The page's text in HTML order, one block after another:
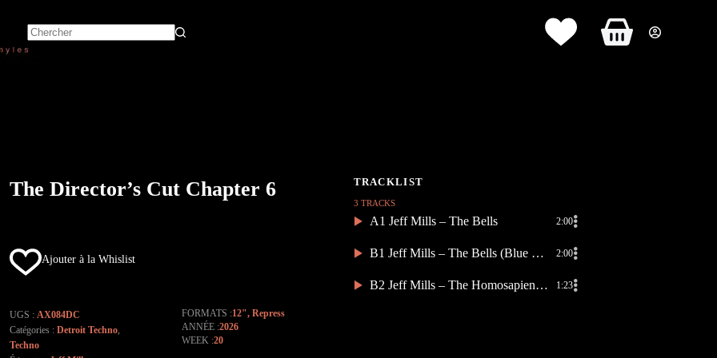
Panier
The Director’s Cut Chapter 6
Ajouter à la Whislist
UGS : AX084DC
Catégories : Detroit Techno,
Techno
FORMATS 12", Repress
ANNÉE 2026
WEEK 20
3 TRACKS
A1 Jeff Mills – The Bells 2:00
B1 Jeff Mills – The Bells (Blue Potential version) 2:00
B2 Jeff Mills – The Homosapien Sapiens 1:23